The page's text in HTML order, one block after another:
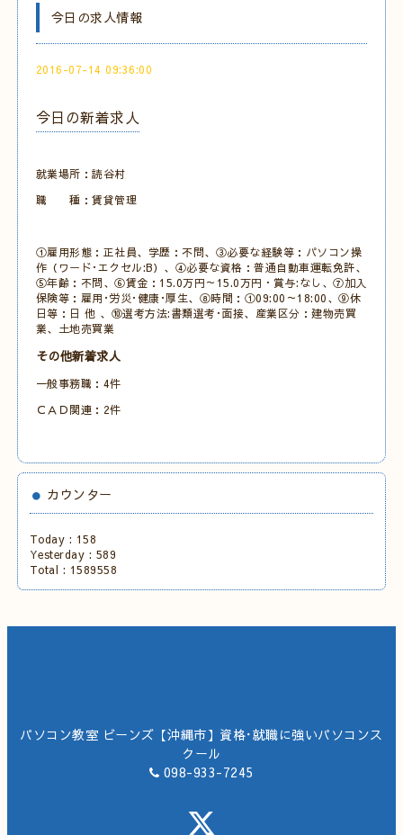
今日の求人情報
2016-07-14 09:36:00
今日の新着求人
就業場所：読谷村
職 種：賃貸管理
①雇用形態：正社員、学歴：不問、③必要な経験等：パソコン操
作（ワード･エクセル:B）、④必要な資格：普通自動車運転免許、
⑤年齢：不問、⑥賃金：15.0万円～15.0万円・賞与:なし、⑦加入
保険等：雇用･労災･健康･厚生、⑧時間：①09:00～18:00、⑨休
日等：日 他 、⑩選考方法:書類選考･面接、産業区分：建物売買
業、土地売買業
その他新着求人
一般事務職：4件
ＣＡＤ関連：2件
カウンター
Today : 158
Yesterday : 589
Total : 1589558
パソコン教室 ビーンズ【沖縄市】資格･就職に強いパソコンス
クール
098-933-7245